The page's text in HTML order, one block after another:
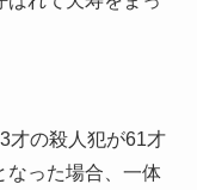
才の殺人犯が61才
なった場合、一体